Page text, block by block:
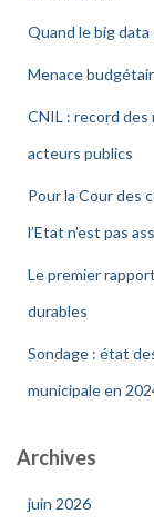
Quand le big data
Menace
CNIL : record des
acteurs publics
Pour la Cour des
l’Etat n’est pas
Le premier
durables
Sondage : état
municipale en
Archives
juin 2026